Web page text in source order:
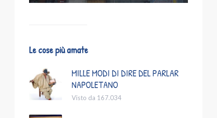
Le cose più amate
MILLE MODI DI DIRE DEL PARLAR
NAPOLETANO
Visto da 167.034